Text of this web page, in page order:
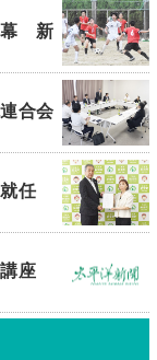
幕 新
合会
就任
講座